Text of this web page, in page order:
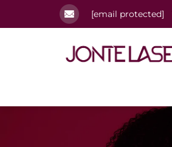
[email protected]